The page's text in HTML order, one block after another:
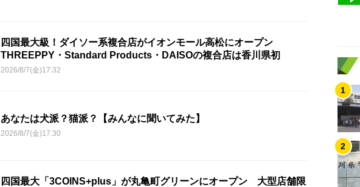
四国最大級！ダイソー系複合店がイオンモール高松にオープン
THREEPPY・Standard Products・DAISOの複合店は香川県初
2026/8/7(金)17:32
あなたは犬派？猫派？【みんなに聞いてみた】
2026/8/7(金)17:30
四国最大「3COINS+plus」が丸亀町グリーンにオープン 大型店舗限
1
2